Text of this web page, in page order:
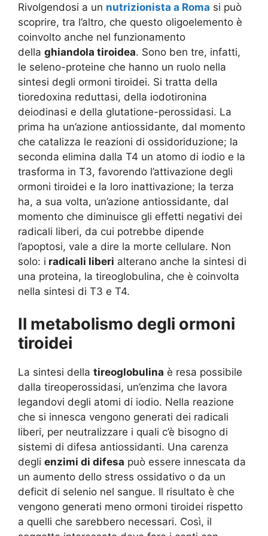
Rivolgendosi a un nutrizionista a Roma si può
scoprire, tra l’altro, che questo oligoelemento è
coinvolto anche nel funzionamento
della ghiandola tiroidea. Sono ben tre, infatti,
le seleno-proteine che hanno un ruolo nella
sintesi degli ormoni tiroidei. Si tratta della
tioredoxina reduttasi, della iodotironina
deiodinasi e della glutatione-perossidasi. La
prima ha un’azione antiossidante, dal momento
che catalizza le reazioni di ossidoriduzione; la
seconda elimina dalla T4 un atomo di iodio e la
trasforma in T3, favorendo l’attivazione degli
ormoni tiroidei e la loro inattivazione; la terza
ha, a sua volta, un’azione antiossidante, dal
momento che diminuisce gli effetti negativi dei
radicali liberi, da cui potrebbe dipende
l’apoptosi, vale a dire la morte cellulare. Non
solo: i radicali liberi alterano anche la sintesi di
una proteina, la tireoglobulina, che è coinvolta
nella sintesi di T3 e T4.
Il metabolismo degli ormoni
tiroidei
La sintesi della tireoglobulina è resa possibile
dalla tireoperossidasi, un’enzima che lavora
legandovi degli atomi di iodio. Nella reazione
che si innesca vengono generati dei radicali
liberi, per neutralizzare i quali c’è bisogno di
sistemi di difesa antiossidanti. Una carenza
degli enzimi di difesa può essere innescata da
un aumento dello stress ossidativo o da un
deficit di selenio nel sangue. Il risultato è che
vengono generati meno ormoni tiroidei rispetto
a quelli che sarebbero necessari. Così, il